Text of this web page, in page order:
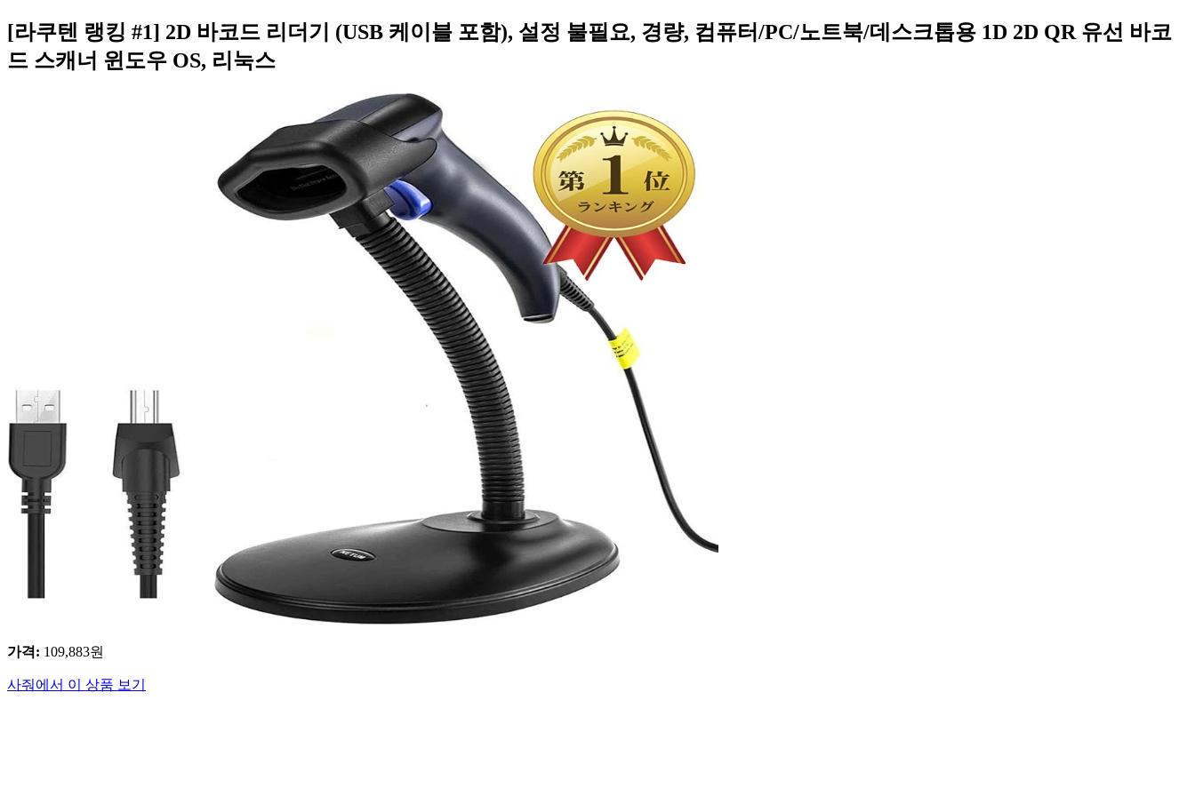
[라쿠텐 랭킹 #1] 2D 바코드 리더기 (USB 케이블 포함), 설정 불필요, 경량, 컴퓨터/PC/노트북/데스크톱용 1D 2D QR 유선 바코
드 스캐너 윈도우 OS, 리눅스
가격: 109,883원
사줘에서 이 상품 보기